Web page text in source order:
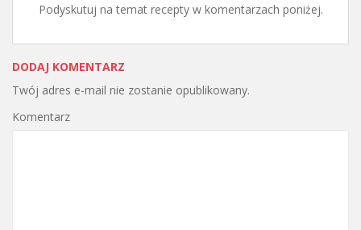
Podyskutuj na temat recepty w komentarzach poniżej.
DODAJ KOMENTARZ
Twój adres e-mail nie zostanie opublikowany.
Komentarz